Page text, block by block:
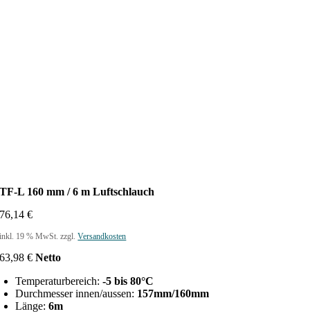
TF-L 160 mm / 6 m Luftschlauch
76,14€
inkl. 19 % MwSt. zzgl.Versandkosten
63,98€ Netto
Temperaturbereich: -5 bis 80°C
Durchmesser innen/aussen: 157mm/160mm
Länge: 6m